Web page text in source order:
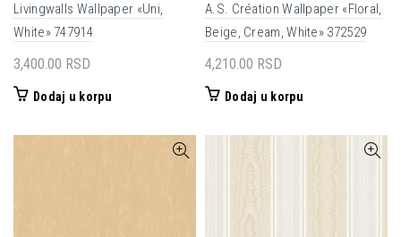
Livingwalls Wallpaper «Uni,
White» 747914
3,400.00 RSD
Dodaj u korpu
A.S. Création Wallpaper «Floral,
Beige, Cream, White» 372529
4,210.00 RSD
Dodaj u korpu